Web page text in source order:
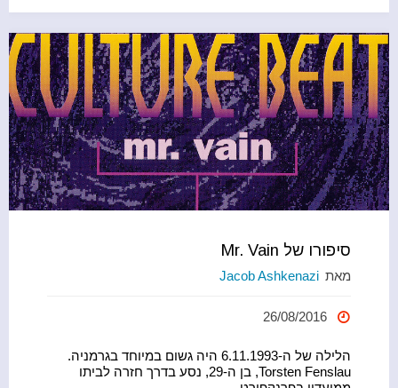
b
o
o
k
השנה"
סיפורו של Mr. Vain
מאת Jacob Ashkenazi
26/08/2016
הלילה של ה-6.11.1993 היה גשום במיוחד בגרמניה.
Torsten Fenslau, בן ה-29, נסע בדרך חזרה לביתו